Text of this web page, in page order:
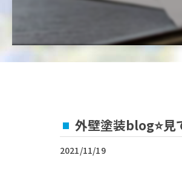
外壁塗装blog⭐見
2021/11/19